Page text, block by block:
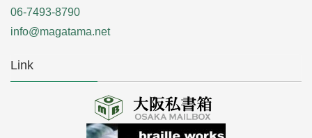
06-7493-8790
info@magatama.net
Link